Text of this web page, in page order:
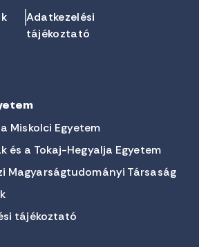
Adatkezelési
tájékoztató
Miskolci Egyetem
és a Tokaj-Hegyalja Egyetem
Magyarságtudományi Társaság
tájékoztató